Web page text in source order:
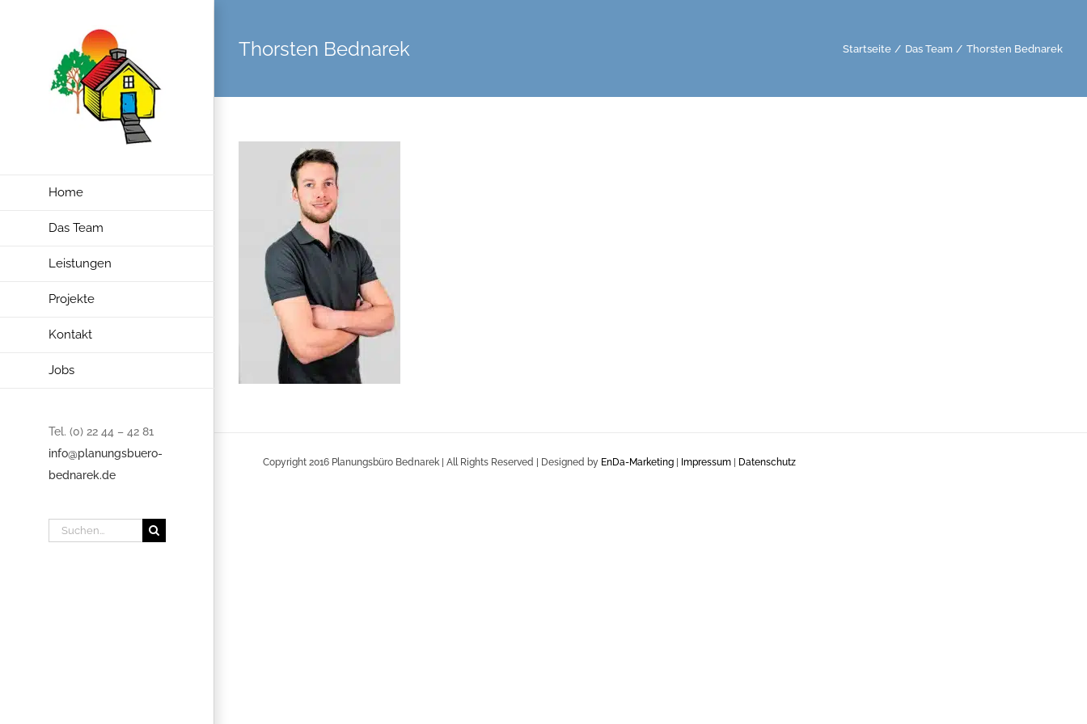
Home
Das Team
Leistungen
Projekte
Kontakt
Jobs
Tel. (0) 22 44 – 42 81
info@planungsbuero-
bednarek.de
Suche
Thorsten Bednarek Startseite Das Team Thorsten Bednarek
Copyright 2016 Planungsbüro Bednarek | All Rights Reserved | Designed by EnDa-Marketing Impressum Datenschutz